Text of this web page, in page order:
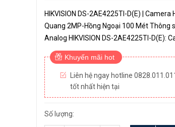
HIKVISION DS-2AE4225TI-D(E) | Camera
Quang 2MP-Hồng Ngoại 100 Mét Thông
Analog HIKVISION DS-2AE4225TI-D(E): Camera Speed dome
TVI quay quét 2MP Cảm biến CMOS 1/
1920×1080 (1080P), Độ nhạy s...
Khuyến mãi hot
Liên hệ ngay hotline
tốt nhất hiện tại
Số lượng: